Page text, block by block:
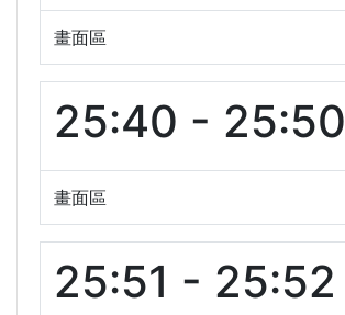
畫面區
25:40 - 25:50
畫面區
25:51 - 25:52